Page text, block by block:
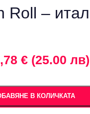
Roll –
€ (25.00 лв)
В КОЛИЧКАТА